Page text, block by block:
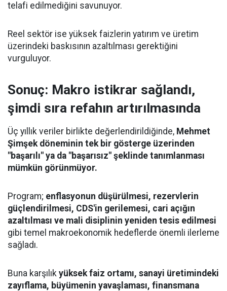
telafi edilmediğini savunuyor.
Reel sektör ise yüksek faizlerin yatırım ve üretim
üzerindeki baskısının azaltılması gerektiğini
vurguluyor.
Sonuç: Makro istikrar sağlandı,
şimdi sıra refahın artırılmasında
Üç yıllık veriler birlikte değerlendirildiğinde, Mehmet
Şimşek döneminin tek bir gösterge üzerinden
"başarılı" ya da "başarısız" şeklinde tanımlanması
mümkün görünmüyor.
Program; enflasyonun düşürülmesi, rezervlerin
güçlendirilmesi, CDS'in gerilemesi, cari açığın
azaltılması ve mali disiplinin yeniden tesis edilmesi
gibi temel makroekonomik hedeflerde önemli ilerleme
sağladı.
Buna karşılık yüksek faiz ortamı, sanayi üretimindeki
zayıflama, büyümenin yavaşlaması, finansmana